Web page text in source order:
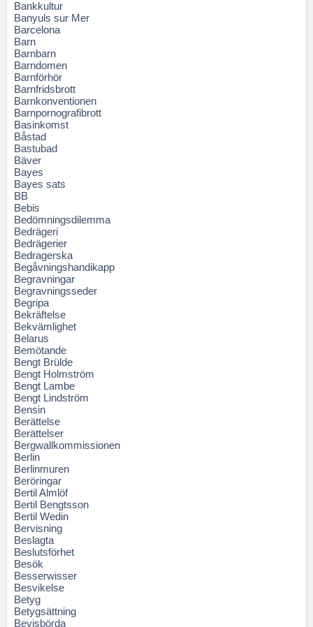
Bankkultur
Banyuls sur Mer
Barcelona
Barn
Barnbarn
Barndomen
Barnförhör
Barnfridsbrott
Barnkonventionen
Barnpornografibrott
Basinkomst
Båstad
Bastubad
Bäver
Bayes
Bayes sats
BB
Bebis
Bedömningsdilemma
Bedrägeri
Bedrägerier
Bedragerska
Begåvningshandikapp
Begravningar
Begravningsseder
Begripa
Bekräftelse
Bekvämlighet
Belarus
Bemötande
Bengt Brülde
Bengt Holmström
Bengt Lambe
Bengt Lindström
Bensin
Berättelse
Berättelser
Bergwallkommissionen
Berlin
Berlinmuren
Beröringar
Bertil Almlöf
Bertil Bengtsson
Bertil Wedin
Bervisning
Beslagta
Beslutsförhet
Besök
Besserwisser
Besvikelse
Betyg
Betygsättning
Bevisbörda